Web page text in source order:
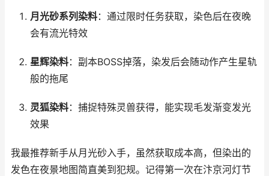
月光砂系列染料：通过限时任务获取，染色后在夜晚
会有流光特效
星辉染料：副本BOSS掉落，染发后会随动作产生星轨
般的拖尾
灵狐染料：捕捉特殊灵兽获得，能实现毛发渐变发光
效果
我最推荐新手从月光砂入手，虽然获取成本高，但染出的
发色在夜景地图简直美到犯规。记得第一次在汴京河灯节